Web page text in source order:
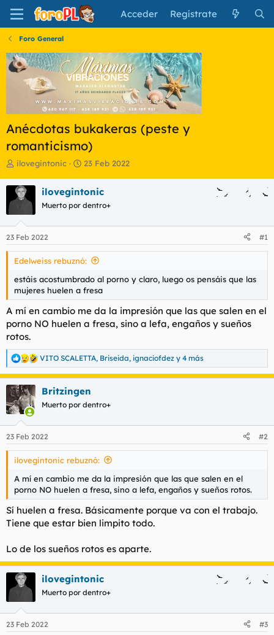
Acceder Regístrate
Foro General
Anécdotas bukakeras (peste y
romanticismo)
I
i
c
a
d
o
r
d
l
t
m
a
ilovegintonic
F
h
a
e
n
i
i
o
23 Feb 2022
ilovegintonic
Muerto por dentro+
23 Feb 2022 #1
Edelweiss rebuznó:
estáis acostumbrado al porno y claro, luego os pensáis que las
mujeres huelen a fresa
A mí en cambio me da la impresión que las que salen en el
porno NO huelen a fresa, sino a lefa, engaños y sueños
rotos.
R
e
a
c
c
i
e
s
VITO SCALETTA, Briseida, ignaciofdez y 4 más
Britzingen
Muerto por dentro+
23 Feb 2022 #2
ilovegintonic rebuznó:
A mí en cambio me da la impresión que las que salen en el
porno NO huelen a fresa, sino a lefa, engaños y sueños rotos.
Sí huelen a fresa. Básicamente porque va con el trabajo.
Tiene que estar bien limpito todo.
Lo de los sueños rotos es aparte.
ilovegintonic
Muerto por dentro+
23 Feb 2022 #3